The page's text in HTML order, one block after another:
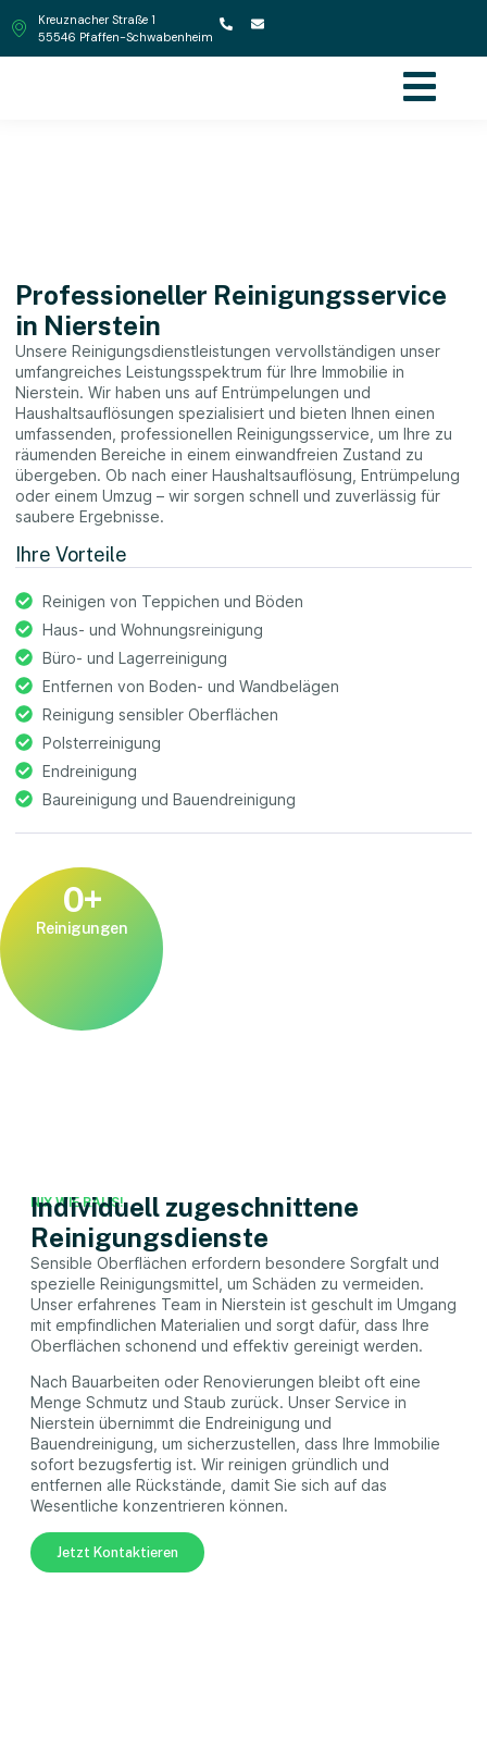
Kreuznacher Straße 1
55546 Pfaffen-Schwabenheim
Professioneller Reinigungsservice
in Nierstein
Unsere Reinigungsdienstleistungen vervollständigen unser
umfangreiches Leistungsspektrum für Ihre Immobilie in
Nierstein. Wir haben uns auf Entrümpelungen und
Haushaltsauflösungen spezialisiert und bieten Ihnen einen
umfassenden, professionellen Reinigungsservice, um Ihre zu
räumenden Bereiche in einem einwandfreien Zustand zu
übergeben. Ob nach einer Haushaltsauflösung, Entrümpelung
oder einem Umzug – wir sorgen schnell und zuverlässig für
saubere Ergebnisse.
Ihre Vorteile
Reinigen von Teppichen und Böden
Haus- und Wohnungsreinigung
Büro- und Lagerreinigung
Entfernen von Boden- und Wandbelägen
Reinigung sensibler Oberflächen
Polsterreinigung
Endreinigung
Baureinigung und Bauendreinigung
Reinigungen
0+
NIX WIE RAUS!
Individuell zugeschnittene
Reinigungsdienste
Sensible Oberflächen erfordern besondere Sorgfalt und
spezielle Reinigungsmittel, um Schäden zu vermeiden.
Unser erfahrenes Team in Nierstein ist geschult im Umgang
mit empfindlichen Materialien und sorgt dafür, dass Ihre
Oberflächen schonend und effektiv gereinigt werden.
Nach Bauarbeiten oder Renovierungen bleibt oft eine
Menge Schmutz und Staub zurück. Unser Service in
Nierstein übernimmt die Endreinigung und
Bauendreinigung, um sicherzustellen, dass Ihre Immobilie
sofort bezugsfertig ist. Wir reinigen gründlich und
entfernen alle Rückstände, damit Sie sich auf das
Wesentliche konzentrieren können.
Jetzt Kontaktieren